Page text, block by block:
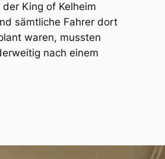
King of Kelheim
sämtliche Fahrer dort
waren, mussten
nach einem